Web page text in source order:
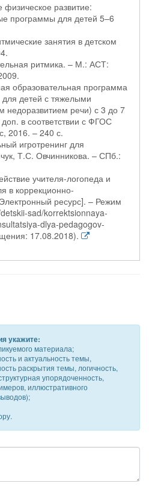
развитие:
программы для детей 5–6
занятия в детском
ритмика. – М.: АСТ:
образовательная программа
детей с тяжелыми
речи) с 3 до 7
в соответствии с ФГОС
2016. – 240 с.
игротренинг для
Т.С. Овчинникова. – СПб.:
учителя-логопеда и
в коррекционно-
ресурс]. – Режим
sad/korrektsionnaya-
dlya-pedagogov-
17.08.2018).
укажите:
материала;
и актуальность темы,
раскрытия темы, логичность,
упорядоченность,
иллюстративного